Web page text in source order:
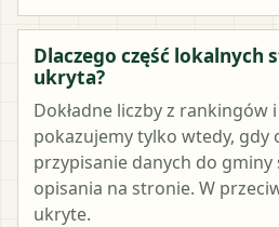
Dlaczego część lokalnych
ukryta?
Dokładne liczby z rankingów
pokazujemy tylko wtedy, gdy
przypisanie danych do gminy
opisania na stronie. W
ukryte.